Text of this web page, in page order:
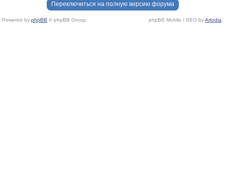
Переключиться на полную версию форума
Powered by phpBB © phpBB Group. phpBB Mobile / SEO byArtodia